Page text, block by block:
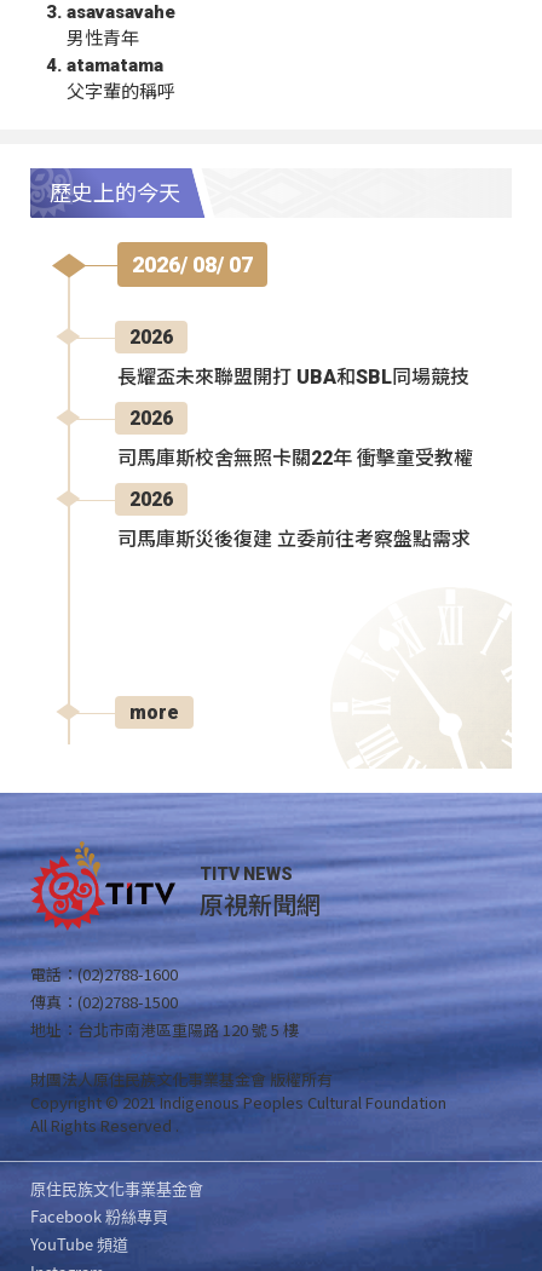
asavasavahe
男性青年
atamatama
父字輩的稱呼
歷史上的今天
2026/ 08/ 07
2026
長耀盃未來聯盟開打 UBA和SBL同場競技
2026
司馬庫斯校舍無照卡關22年 衝擊童受教權
2026
司馬庫斯災後復建 立委前往考察盤點需求
more
TITV NEWS
原視新聞網
電話：(02)2788-1600
傳真：(02)2788-1500
地址：台北市南港區重陽路 120 號 5 樓
財團法人原住民族文化事業基金會 版權所有
Copyright © 2021 Indigenous Peoples Cultural Foundation
All Rights Reserved .
原住民族文化事業基金會
Facebook 粉絲專頁
YouTube 頻道